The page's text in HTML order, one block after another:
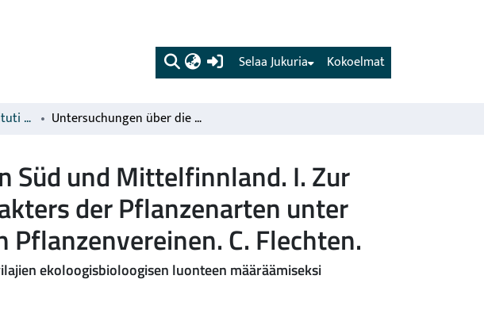
(current) Kokoelmat
Selaa Jukuria
Communicationes Instituti Forestalis Fenniae Untersuchungen über die Waldvegetation in Süd und Mittelfinnland. I. Zur Kenntnis des ökologisch biologischen Charakters der Pflanzenarten unter spezieller Berücksichtigung der Bildung von Pflanzenvereinen. C. Flechten.
Süd und Mittelfinnland. I. Zur
der Pflanzenarten unter
C. Flechten.
ekoloogisbioloogisen luonteen määräämiseksi